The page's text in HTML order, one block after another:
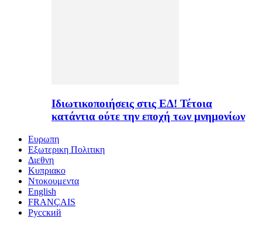
Ιδιωτικοποιήσεις στις ΕΔ! Τέτοια
κατάντια ούτε την εποχή των μνημονίων
Ευρωπη
Εξωτερικη Πολιτικη
Διεθνη
Κυπριακο
Ντοκουμεντα
English
FRANÇAIS
Русский